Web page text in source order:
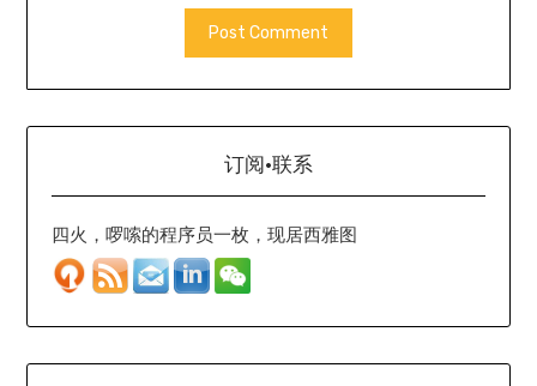
订阅·联系
四火，啰嗦的程序员一枚，现居西雅图